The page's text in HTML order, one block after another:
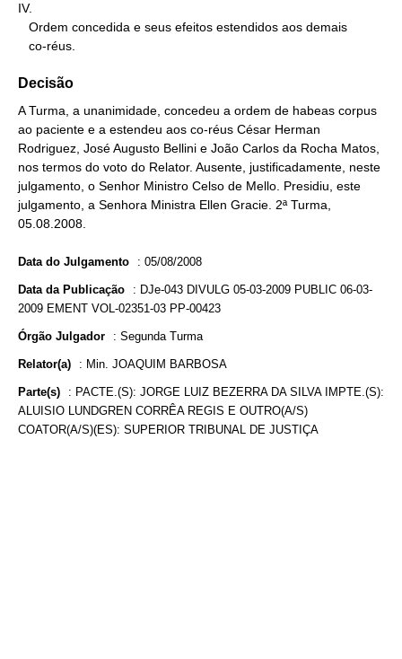
IV.
   co-réus.
Decisão
A Turma, a unanimidade, concedeu a ordem de habeas corpus
ao paciente e a estendeu aos co-réus César Herman
Rodriguez, José Augusto Bellini e João Carlos da Rocha Matos,
nos termos do voto do Relator. Ausente, justificadamente, neste
julgamento, o Senhor Ministro Celso de Mello. Presidiu, este
julgamento, a Senhora Ministra Ellen Gracie. 2ª Turma,
05.08.2008.
Data do Julgamento : 05/08/2008
Data da Publicação : DJe-043 DIVULG 05-03-2009 PUBLIC 06-03-
2009 EMENT VOL-02351-03 PP-00423
Órgão Julgador : Segunda Turma
Relator(a) : Min. JOAQUIM BARBOSA
Parte(s) : PACTE.(S): JORGE LUIZ BEZERRA DA SILVA IMPTE.(S):
ALUISIO LUNDGREN CORRÊA REGIS E OUTRO(A/S)
COATOR(A/S)(ES): SUPERIOR TRIBUNAL DE JUSTIÇA